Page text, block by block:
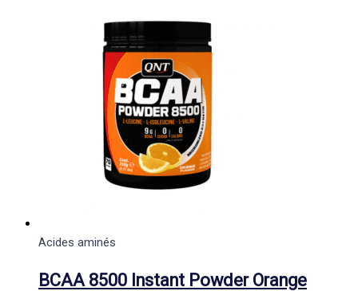
Acides aminés
BCAA 8500 Instant Powder Orange